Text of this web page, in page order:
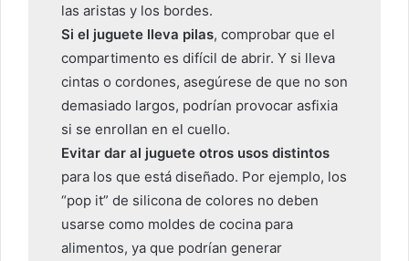
las aristas y los bordes.
Si el juguete lleva pilas, comprobar que el
compartimento es difícil de abrir. Y si lleva
cintas o cordones, asegúrese de que no son
demasiado largos, podrían provocar asfixia
si se enrollan en el cuello.
Evitar dar al juguete otros usos distintos
para los que está diseñado. Por ejemplo, los
“pop it” de silicona de colores no deben
usarse como moldes de cocina para
alimentos, ya que podrían generar